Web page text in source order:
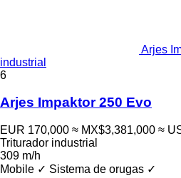
Arjes
industrial
6
Arjes Impaktor 250 Evo
EUR 170,000 ≈ MX$3,381,000 ≈
Triturador industrial
309 m/h
Mobile ✓ Sistema de orugas ✓